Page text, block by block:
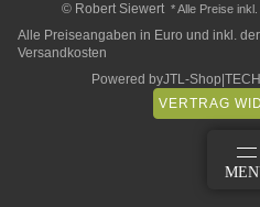
© Robert Siewert* Alle Preise inkl.
Alle Preiseangaben in Euro und inkl.
Versandkosten
Powered byJTL-Shop
VERTRAG